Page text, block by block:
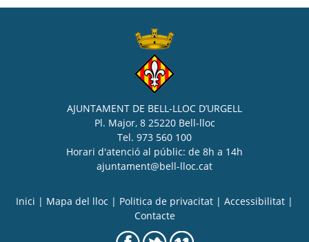
AJUNTAMENT DE BELL-LLOC D’URGELL
Pl. Major, 8 25220 Bell-lloc
Tel. 973 560 100
Horari d'atenció al públic: de 8h a 14h
ajuntament@bell-lloc.cat
Inici | Mapa del lloc | Politica de privacitat | Accessibilitat |
Contacte